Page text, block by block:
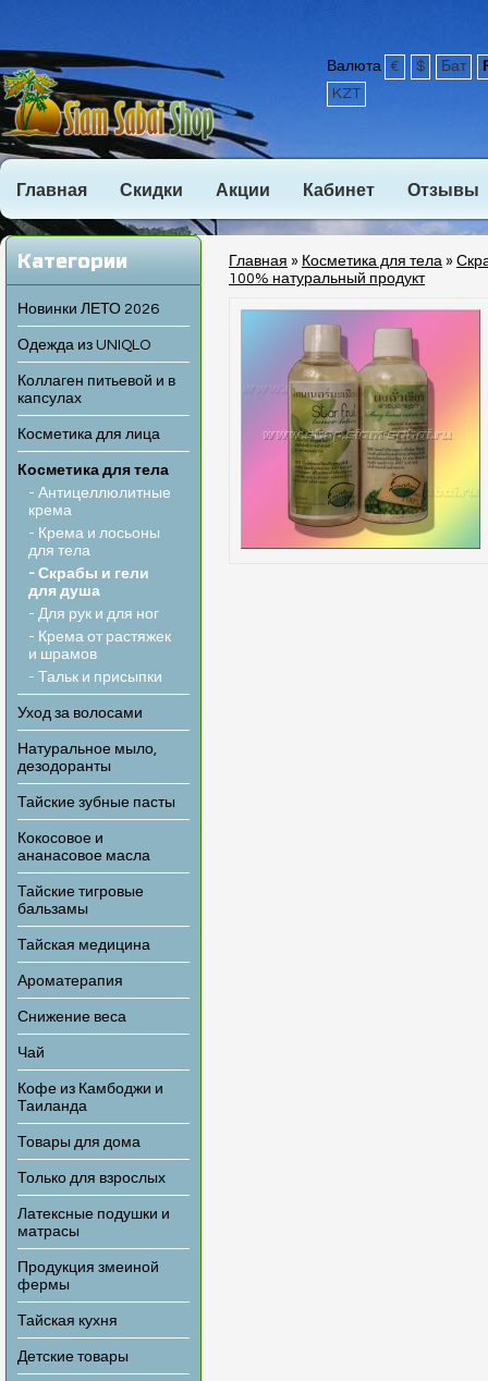
Валюта € $ Бат
KZT
Главная Скидки Акции Кабинет Отзывы
Категории
Новинки ЛЕТО 2026
Одежда из UNIQLO
Коллаген питьевой и в
капсулах
Косметика для лица
Косметика для тела
- Антицеллюлитные
крема
- Крема и лосьоны
для тела
- Скрабы и гели
для душа
- Для рук и для ног
- Крема от растяжек
и шрамов
- Тальк и присыпки
Уход за волосами
Натуральное мыло,
дезодоранты
Тайские зубные пасты
Кокосовое и
ананасовое масла
Тайские тигровые
бальзамы
Тайская медицина
Ароматерапия
Снижение веса
Чай
Кофе из Камбоджи и
Таиланда
Товары для дома
Только для взрослых
Латексные подушки и
матрасы
Продукция змеиной
фермы
Тайская кухня
Детские товары
Главная » Косметика для тела »
100% натуральный продукт